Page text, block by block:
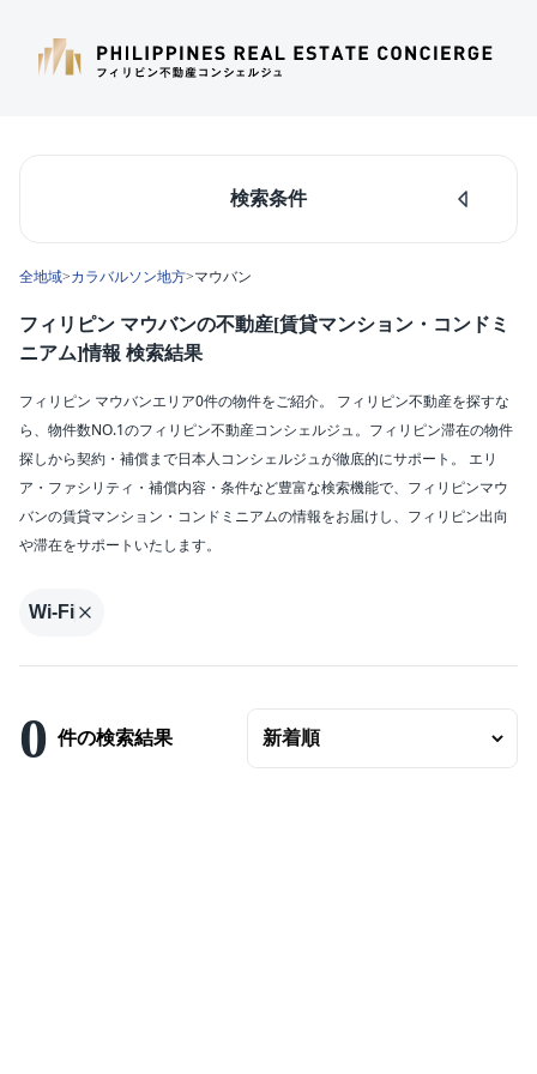
検索条件
マカティ
タギッグ
ケソンシティ
ダパオ
セブシティ
カラバルソン
エリア
マウバン(0)
エリアの変更
ベッドルーム数
バスルーム数
全地域>カラバルソン地方>マウバン
フィリピン マウバンの不動産[賃貸マンション・コンドミ
ニアム]情報 検索結果
フィリピン マウバンエリア0件の物件をご紹介。 フィリピン不動産を探すな
ら、物件数NO.1のフィリピン不動産コンシェルジュ。フィリピン滞在の物件
探しから契約・補償まで日本人コンシェルジュが徹底的にサポート。 エリ
ア・ファシリティ・補償内容・条件など豊富な検索機能で、フィリピンマウ
バンの賃貸マンション・コンドミニアムの情報をお届けし、フィリピン出向
や滞在をサポートいたします。
Wi-Fi
0 件の検索結果